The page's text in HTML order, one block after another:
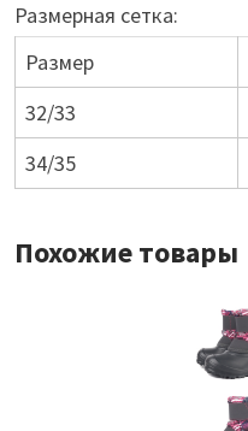
Размерная сетка:
Размер
32/33
34/35
Похожие товары